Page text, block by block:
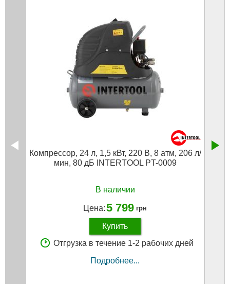
Компрессор, 24 л, 1,5 кВт, 220 В, 8 атм, 206 л/
мин, 80 дБ INTERTOOL PT-0009
В наличии
Цена:5 799 грн
Купить
Отгрузка в течение 1-2 рабочих дней
Подробнее...